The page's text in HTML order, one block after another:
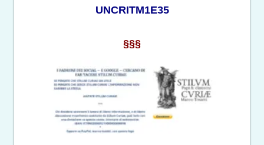
UNCRITM1E35
§§§